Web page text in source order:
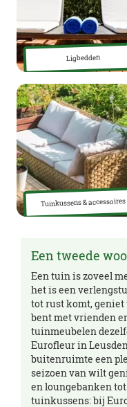
Ligbedden
Tuinkussens & accessoires
Een tweede
Een tuin is zoveel
het is een
tot rust komt,
bent met vrienden
tuinmeubelen
Eurofleur in
buitenruimte een
seizoen van wilt
en loungebanken
tuinkussens: bij